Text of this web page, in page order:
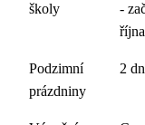
školy
-
října
Podzimní
prázdniny
2